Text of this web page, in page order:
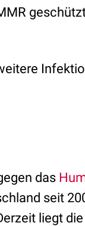
das
seit
liegt